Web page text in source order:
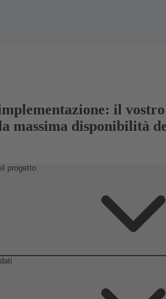
il vostro
massima disponibilità
progetto